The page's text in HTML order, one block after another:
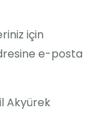
için
e-posta
Akyürek